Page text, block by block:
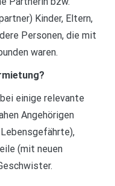
Kinder, Eltern,
Personen, die mit
waren.
einige relevante
Angehörigen
Lebensgefährte),
(mit neuen